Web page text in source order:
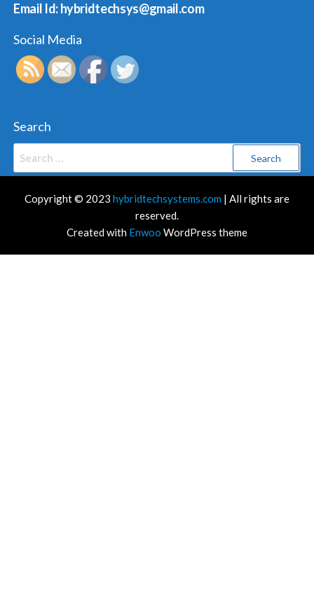
Email Id: hybridtechsys@gmail.com
Social Media
Search
Copyright © 2023 hybridtechsystems.com | All rights are
reserved.
Created with Enwoo WordPress theme